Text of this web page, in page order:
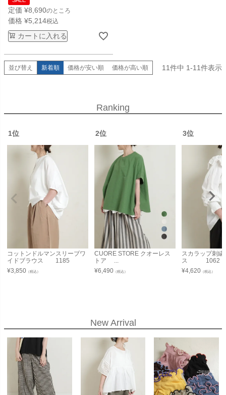
定価 ¥8,690のところ
価格 ¥5,214税込
カートに入れる
並び替え 新着順 価格が安い順 価格が高い順 11件中 1-11件表示
Ranking
1位
コットンドルマンスリーブワ
イドブラウス 1185
¥3,850 （税込）
2位
CUORE STORE クオーレス
トア ...
¥6,490 （税込）
3位
スカラップ刺
ス 1062
¥4,620 （税込）
New Arrival